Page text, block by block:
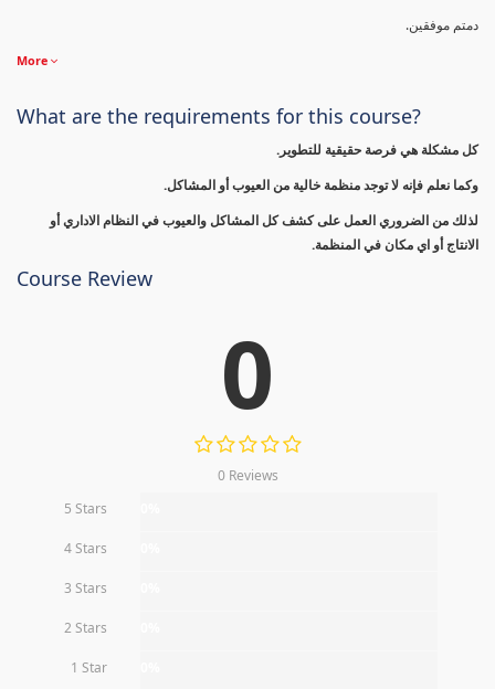
دمتم موفقين.
More
What are the requirements for this course?
كل مشكلة هي فرصة حقيقية للتطوير.
وكما نعلم فإنه لا توجد منظمة خالية من العيوب أو المشاكل.
لذلك من الضروري العمل على كشف كل المشاكل والعيوب في النظام الاداري أو
الانتاج أو اي مكان في المنظمة.
Course Review
0
0 Reviews
5 Stars
4 Stars
3 Stars
2 Stars
1 Star